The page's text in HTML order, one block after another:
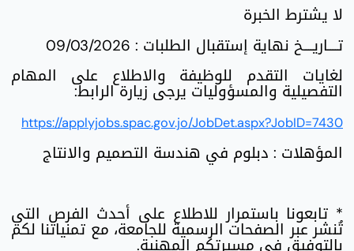
لا يشترط الخبرة
تــــاريــــخ نهاية إستقبال الطلبات : 09/03/2026
لغايات التقدم للوظيفة والاطلاع على المهام
التفصيلية والمسؤوليات يرجى زيارة الرابط:
https://applyjobs.spac.gov.jo/JobDet.aspx?JobID=7430
المؤهلات : دبلوم في هندسة التصميم والانتاج
* تابعونا باستمرار للاطلاع على أحدث الفرص التي
تُنشر عبر الصفحات الرسمية للجامعة، مع تمنياتنا لكم
بالتوفيق في مسيرتكم المهنية.